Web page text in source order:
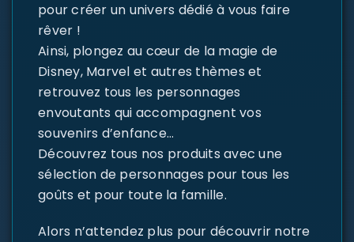
pour créer un univers dédié à vous faire
rêver !
Ainsi, plongez au cœur de la magie de
Disney, Marvel et autres thèmes et
retrouvez tous les personnages
envoutants qui accompagnent vos
souvenirs d’enfance…
Découvrez tous nos produits avec une
sélection de personnages pour tous les
goûts et pour toute la famille.
Alors n’attendez plus pour découvrir notre